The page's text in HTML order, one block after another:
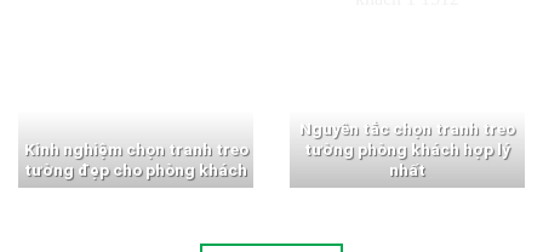
Kinh nghiệm chọn tranh treo
tường đẹp cho phòng khách
Nguyên tắc chọn tranh treo
tường phòng khách hợp lý
nhất